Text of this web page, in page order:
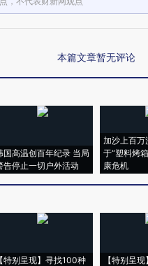
本篇文章暂无评论
国高温创百年纪录 当局
告停止一切户外活动
加沙上百万
于“塑料烤
康危机
【特别呈现】寻找100种
【特别呈